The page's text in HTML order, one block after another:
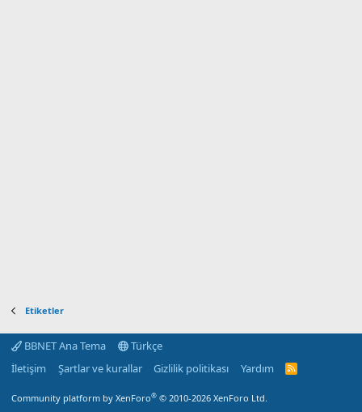
Etiketler
BBNET Ana Tema
Türkçe
İletişim
Şartlar ve kurallar Gizlilik politikası Yardım
R
Community platform by XenForo® © 2010-2026 XenForo Ltd.